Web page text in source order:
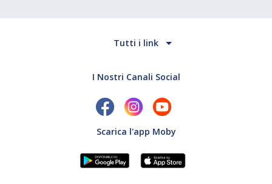
Tutti i link
I Nostri Canali Social
Scarica l'app Moby